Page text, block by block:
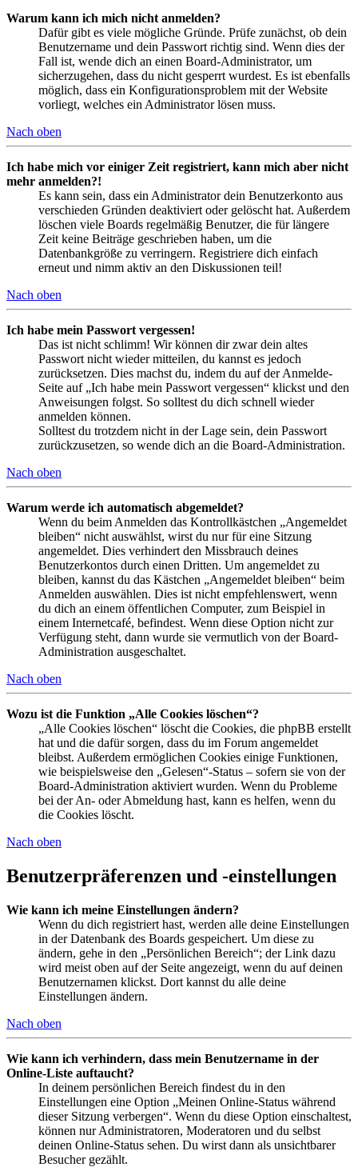
Warum kann ich mich nicht anmelden?
Dafür gibt es viele mögliche Gründe. Prüfe zunächst, ob dein
Benutzername und dein Passwort richtig sind. Wenn dies der
Fall ist, wende dich an einen Board-Administrator, um
sicherzugehen, dass du nicht gesperrt wurdest. Es ist ebenfalls
möglich, dass ein Konfigurationsproblem mit der Website
vorliegt, welches ein Administrator lösen muss.
Nach oben
Ich habe mich vor einiger Zeit registriert, kann mich aber nicht
mehr anmelden?!
Es kann sein, dass ein Administrator dein Benutzerkonto aus
verschieden Gründen deaktiviert oder gelöscht hat. Außerdem
löschen viele Boards regelmäßig Benutzer, die für längere
Zeit keine Beiträge geschrieben haben, um die
Datenbankgröße zu verringern. Registriere dich einfach
erneut und nimm aktiv an den Diskussionen teil!
Nach oben
Ich habe mein Passwort vergessen!
Das ist nicht schlimm! Wir können dir zwar dein altes
Passwort nicht wieder mitteilen, du kannst es jedoch
zurücksetzen. Dies machst du, indem du auf der Anmelde-
Seite auf „Ich habe mein Passwort vergessen“ klickst und den
Anweisungen folgst. So solltest du dich schnell wieder
anmelden können.
Solltest du trotzdem nicht in der Lage sein, dein Passwort
zurückzusetzen, so wende dich an die Board-Administration.
Nach oben
Warum werde ich automatisch abgemeldet?
Wenn du beim Anmelden das Kontrollkästchen „Angemeldet
bleiben“ nicht auswählst, wirst du nur für eine Sitzung
angemeldet. Dies verhindert den Missbrauch deines
Benutzerkontos durch einen Dritten. Um angemeldet zu
bleiben, kannst du das Kästchen „Angemeldet bleiben“ beim
Anmelden auswählen. Dies ist nicht empfehlenswert, wenn
du dich an einem öffentlichen Computer, zum Beispiel in
einem Internetcafé, befindest. Wenn diese Option nicht zur
Verfügung steht, dann wurde sie vermutlich von der Board-
Administration ausgeschaltet.
Nach oben
Wozu ist die Funktion „Alle Cookies löschen“?
„Alle Cookies löschen“ löscht die Cookies, die phpBB erstellt
hat und die dafür sorgen, dass du im Forum angemeldet
bleibst. Außerdem ermöglichen Cookies einige Funktionen,
wie beispielsweise den „Gelesen“-Status – sofern sie von der
Board-Administration aktiviert wurden. Wenn du Probleme
bei der An- oder Abmeldung hast, kann es helfen, wenn du
die Cookies löscht.
Nach oben
Benutzerpräferenzen und -einstellungen
Wie kann ich meine Einstellungen ändern?
Wenn du dich registriert hast, werden alle deine Einstellungen
in der Datenbank des Boards gespeichert. Um diese zu
ändern, gehe in den „Persönlichen Bereich“; der Link dazu
wird meist oben auf der Seite angezeigt, wenn du auf deinen
Benutzernamen klickst. Dort kannst du alle deine
Einstellungen ändern.
Nach oben
Wie kann ich verhindern, dass mein Benutzername in der
Online-Liste auftaucht?
In deinem persönlichen Bereich findest du in den
Einstellungen eine Option „Meinen Online-Status während
dieser Sitzung verbergen“. Wenn du diese Option einschaltest,
können nur Administratoren, Moderatoren und du selbst
deinen Online-Status sehen. Du wirst dann als unsichtbarer
Besucher gezählt.